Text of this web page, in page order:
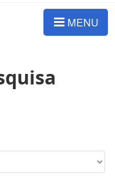
MENU